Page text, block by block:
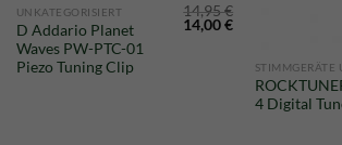
UNKATEGORISIERT
D Addario Planet
Waves PW-PTC-01
Piezo Tuning Clip
14,95€
Ursprünglicher
Preis
14,00€Aktueller
14,00 €.
4 Digital